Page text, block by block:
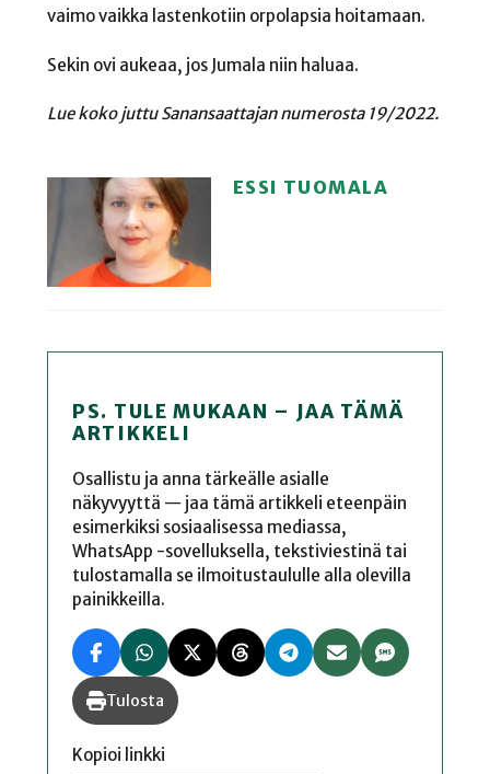
vaimo vaikka lastenkotiin orpolapsia hoitamaan.
Sekin ovi aukeaa, jos Jumala niin haluaa.
Lue koko juttu Sanansaattajan numerosta 19/2022.
ESSI TUOMALA
PS. TULE MUKAAN – JAA TÄMÄ
ARTIKKELI
Osallistu ja anna tärkeälle asialle
näkyvyyttä — jaa tämä artikkeli eteenpäin
esimerkiksi sosiaalisessa mediassa,
WhatsApp -sovelluksella, tekstiviestinä tai
tulostamalla se ilmoitustaululle alla olevilla
painikkeilla.
Tulosta
Kopioi linkki